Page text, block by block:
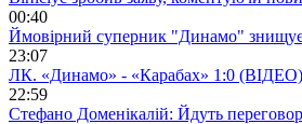
00:40
Ймовірний суперник "Динамо"
23:07
ЛК. «Динамо» - «Карабах» 1:0 (ВІДЕО)
22:59
Стефано Доменікалій: Йдуть